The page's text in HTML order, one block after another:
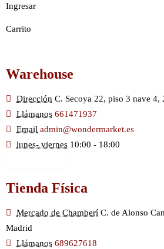
Ingresar
Carrito
Warehouse
Dirección C. Secoya 22, piso 3 nave 4,
Llámanos 661471937
Email admin@wondermarket.es
lunes- viernes 10:00 - 18:00
Tienda Física
Mercado de Chamberí C. de Alonso
Madrid
Llámanos 689627618